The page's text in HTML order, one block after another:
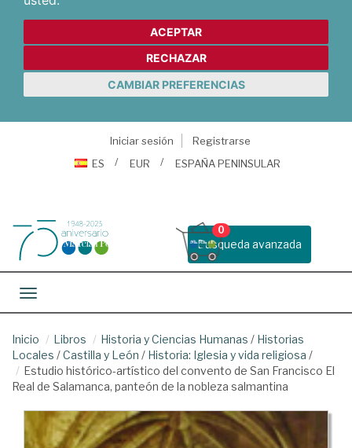
ACEPTAR
RECHAZAR
CAMBIAR PREFERENCIAS
Iniciar sesión
Registrarse
ES
EUR ESPAÑA PENINSULAR
Busqueda avanzada
0
Toggle navigation
Inicio Libros Historia y Ciencias Humanas / Historias
Locales /Castilla y León / Historia: Iglesia y vida religiosa /
Estudio histórico-artístico del convento de San Francisco El
Real de Salamanca, panteón de la nobleza salmantina